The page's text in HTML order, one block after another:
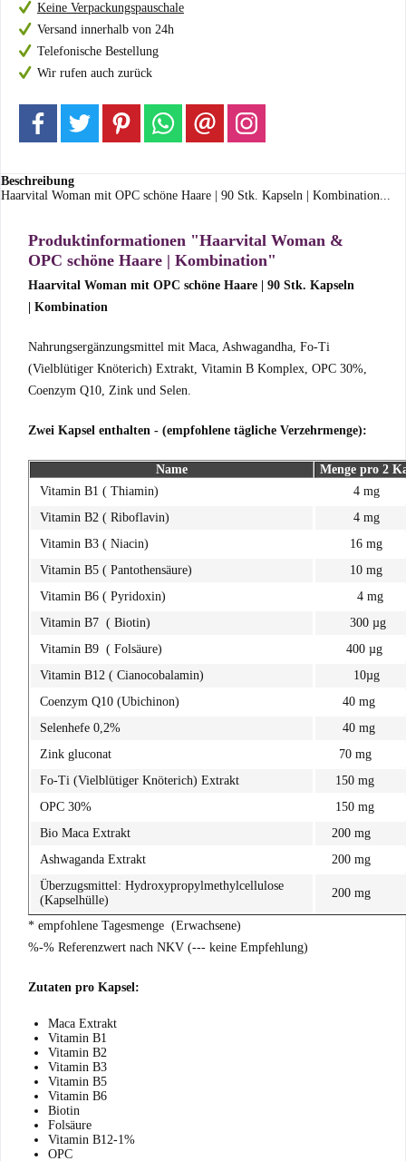
Keine Verpackungspauschale
Versand innerhalb von 24h
Telefonische Bestellung
Wir rufen auch zurück
Beschreibung
Haarvital Woman mit OPC schöne Haare | 90 Stk. Kapseln | Kombination...
Produktinformationen "Haarvital Woman &
OPC schöne Haare | Kombination"
Haarvital Woman mit OPC schöne Haare | 90 Stk. Kapseln
| Kombination
Nahrungsergänzungsmittel mit Maca, Ashwagandha, Fo-Ti
(Vielblütiger Knöterich) Extrakt, Vitamin B Komplex, OPC 30%,
Coenzym Q10, Zink und Selen.
Zwei Kapsel enthalten - (empfohlene tägliche Verzehrmenge):
Name
Menge pro 2
Vitamin B1 ( Thiamin)
4 mg
Vitamin B2 ( Riboflavin)
4 mg
Vitamin B3 ( Niacin)
16 mg
Vitamin B5 ( Pantothensäure)
10 mg
Vitamin B6 ( Pyridoxin)
4 mg
Vitamin B7 ( Biotin)
300 µg
Vitamin B9 ( Folsäure)
400 µg
Vitamin B12 ( Cianocobalamin)
10µg
Coenzym Q10 (Ubichinon)
40 mg
Selenhefe 0,2%
40 mg
Zink gluconat
70 mg
Fo-Ti (Vielblütiger Knöterich) Extrakt
150 mg
OPC 30%
150 mg
Bio Maca Extrakt
200 mg
Ashwaganda Extrakt
200 mg
Überzugsmittel: Hydroxypropylmethylcellulose
(Kapselhülle)
200 mg
* empfohlene Tagesmenge (Erwachsene)
%-% Referenzwert nach NKV (--- keine Empfehlung)
Zutaten pro Kapsel:
Maca Extrakt
Vitamin B1
Vitamin B2
Vitamin B3
Vitamin B5
Vitamin B6
Biotin
Folsäure
Vitamin B12-1%
OPC